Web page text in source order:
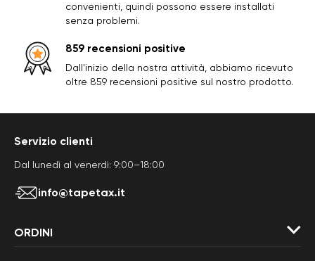
convenienti, quindi possono essere installati
senza problemi.
859 recensioni positive
Dall'inizio della nostra attività, abbiamo ricevuto
oltre 859 recensioni positive sul nostro prodotto.
Servizio clienti
Dal lunedì al venerdì: 9:00–18:00
info@tapetax.it
ORDINI